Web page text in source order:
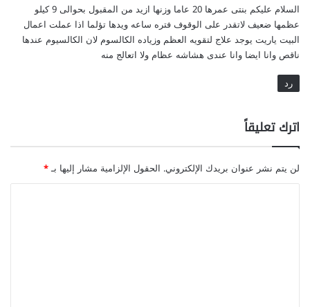
ل
السلام عليكم بنتى عمرها 20 عاما وزنها ازيد من المقبول بحوالى 9 كيلو
عظمها ضعيف لاتقدر على الوقوف فتره ساعه ويدها تؤلما اذا عملت اعمال
البيت ياريت يوجد علاج لتقويه العظم وزياده الكالسوم لان الكالسيوم عندها
ناقص وانا ايضا وانا عندى هشاشه عظام ولا اتعالج منه
رد
اترك تعليقاً
لن يتم نشر عنوان بريدك الإلكتروني. الحقول الإلزامية مشار إليها بـ*